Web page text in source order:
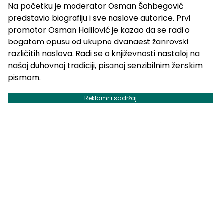
Na početku je moderator Osman Šahbegović
predstavio biografiju i sve naslove autorice. Prvi
promotor Osman Halilović je kazao da se radi o
bogatom opusu od ukupno dvanaest žanrovski
različitih naslova. Radi se o književnosti nastaloj na
našoj duhovnoj tradiciji, pisanoj senzibilnim ženskim
pismom.
Reklamni sadržaj